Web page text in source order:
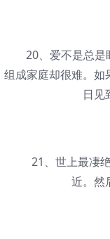
20、爱不是总是盯
组成家庭却很难。如
日见
21、世上最凄绝
近。然